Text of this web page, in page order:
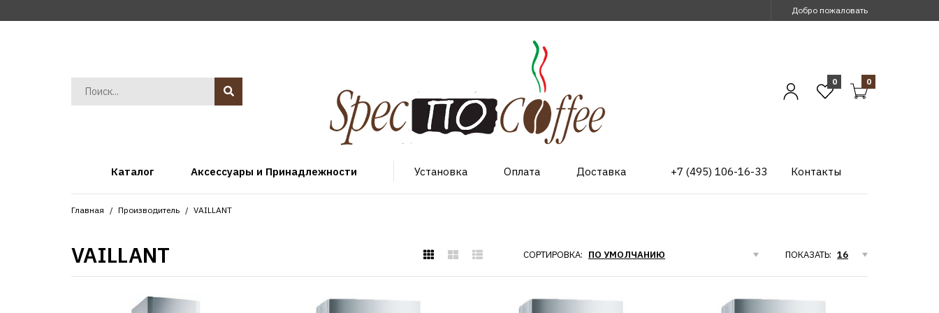
Добро пожаловать
0 0
Каталог Аксессуары и Принадлежности Установка Оплата Доставка +7 (495) 106-16-33 Контакты
Главная Производитель VAILLANT
VAILLANT СОРТИРОВКА: ПОКАЗАТЬ: